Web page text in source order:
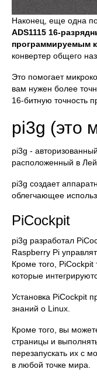
Наконец, еще одна
ADS1115 16-
программируемым
конвертер общего
Это помогает
вам нужен более
16-битную точность
pi3g (это
pi3g -
расположенный в
pi3g создает
облегчающее
PiCockpit
pi3g разработал
Raspberry Pi
Кроме того,
которые
Установка PiCockpit
знаний о Linux.
Кроме того, вы
страницы и
перезапускать их с
в любой точке мира.